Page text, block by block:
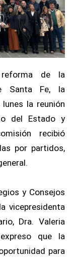
de la
Santa Fe, la
la reunión
del Estado y
recibió
por partidos,
y Consejos
vicepresidenta
Dra. Valeria
que la
para